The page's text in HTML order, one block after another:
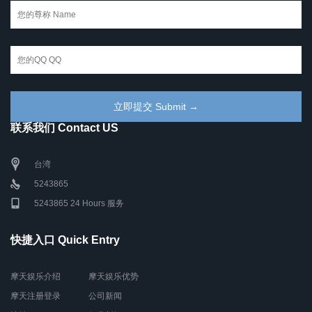
联系我们 Contact US
台湾
5243865
5243865 24 Hours 服务
快捷入口 Quick Entry
摩天娱乐介绍
摩天注册登录
摩天娱乐优势
公司新闻